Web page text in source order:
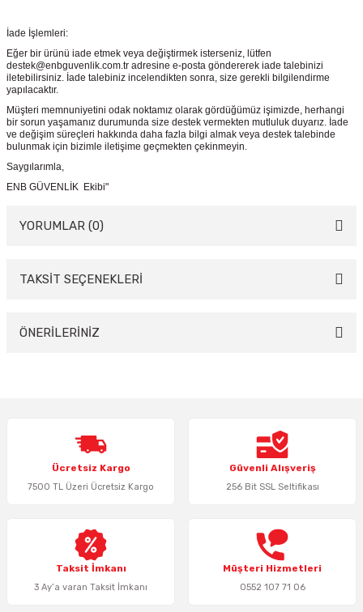
İade İşlemleri:
Eğer bir ürünü iade etmek veya değiştirmek isterseniz, lütfen
destek@enbguvenlik.com.tr adresine e-posta göndererek iade talebinizi
iletebilirsiniz. İade talebiniz incelendikten sonra, size gerekli bilgilendirme
yapılacaktır.
Müşteri memnuniyetini odak noktamız olarak gördüğümüz işimizde, herhangi
bir sorun yaşamanız durumunda size destek vermekten mutluluk duyarız. İade
ve değişim süreçleri hakkında daha fazla bilgi almak veya destek talebinde
bulunmak için bizimle iletişime geçmekten çekinmeyin.
Saygılarımla,
ENB GÜVENLİK Ekibi"
YORUMLAR (0)
Bu ürüne ilk yorumu siz yapın!
TAKSİT SEÇENEKLERİ
ÖNERİLERİNİZ
Ürün resmi kalitesiz, bozuk veya görüntülenemiyor.
Ürün açıklamasında eksik bilgiler bulunuyor.
Ürün bilgilerinde hatalar bulunuyor.
Bu ürüne benzer farklı alternatifler olmalı.
Ücretsiz Kargo
7500 TL Üzeri Ücretsiz Kargo
Güvenli Alışveriş
256 Bit SSL Seltifikası
Taksit İmkanı
3 Ay’a varan Taksit İmkanı
Müşteri Hizmetleri
0552 107 71 06